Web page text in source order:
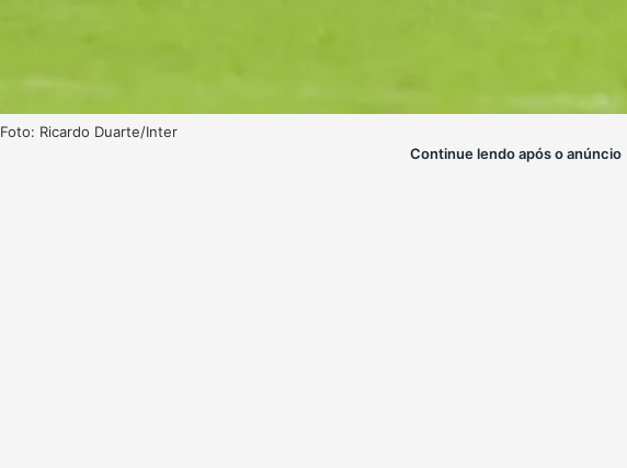
Foto: Ricardo Duarte/Inter
Continue lendo após o anúncio